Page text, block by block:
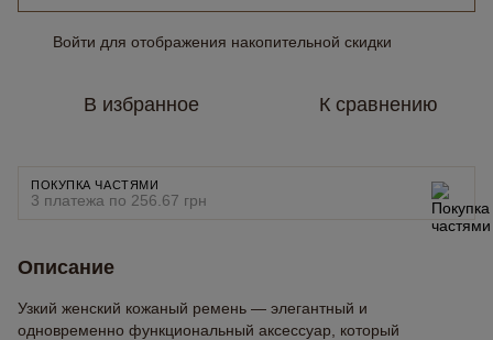
Войти для отображения накопительной скидки
В избранное К сравнению
ПОКУПКА ЧАСТЯМИ
3 платежа по 256.67 грн
Описание
Узкий женский кожаный ремень — элегантный и
одновременно функциональный аксессуар, который